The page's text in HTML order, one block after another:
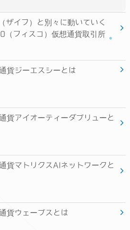
ザイフ）と別々に動いていく
（フィスコ）仮想通貨取引所
貨ジーエスシーとは
貨アイオーティーダブリューと
貨マトリクスAIネットワークと
貨ウェーブスとは